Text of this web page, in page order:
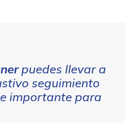
puedes llevar a
seguimiento
importante para